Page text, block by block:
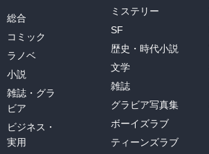
総合
コミック
ラノベ
小説
雑誌・グラ
ビア
ビジネス・
実用
ミステリー
SF
歴史・時代小説
文学
雑誌
グラビア写真集
ボーイズラブ
ティーンズラブ